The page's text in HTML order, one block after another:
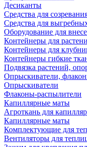
Десиканты
Средства для
Средства для
Оборудование для
Контейнеры для
Контейнеры для
Контейнеры гибкие
Подвязка растений,
Опрыскиватели,
Опрыскиватели
Флаконы-распылители
Капиллярные маты
Агроткань для
Капиллярные маты
Комплектующие для
Вентиляторы для